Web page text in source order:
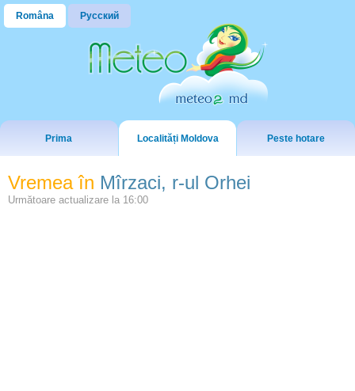
Româna Русский
Prima Localități Moldova Peste hotare
Vremea în Mîrzaci, r-ul Orhei
Următoare actualizare la 16:00